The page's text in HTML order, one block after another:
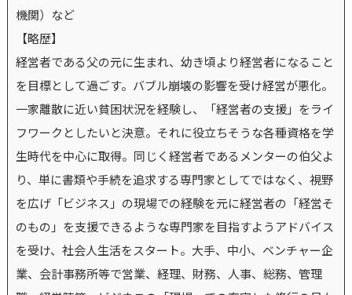
機関）など
【略歴】
経営者である父の元に生まれ、幼き頃より経営者になること
を目標として過ごす。バブル崩壊の影響を受け経営が悪化。
一家離散に近い貧困状況を経験し、「経営者の支援」をライ
フワークとしたいと決意。それに役立ちそうな各種資格を学
生時代を中心に取得。同じく経営者であるメンターの伯父よ
り、単に書類や手続を追求する専門家としてではなく、視野
を広げ「ビジネス」の現場での経験を元に経営者の「経営そ
のもの」を支援できるような専門家を目指すようアドバイス
を受け、社会人生活をスタート。大手、中小、ベンチャー企
業、会計事務所等で営業、経理、財務、人事、総務、管理